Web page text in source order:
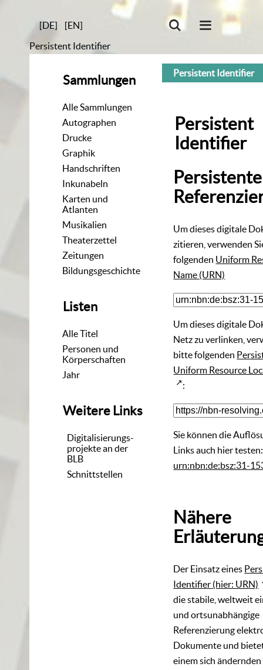
[DE]
[EN]
Persistent Identifier
Sammlungen
Alle Sammlungen
Autographen
Drucke
Graphik
Handschriften
Inkunabeln
Karten und
Atlanten
Musikalien
Theaterzettel
Zeitungen
Bildungsgeschichte
Listen
Alle Titel
Personen und
Körperschaften
Jahr
Weitere Links
Digitalisierungs-
projekte an der
BLB
Schnittstellen
Persistent Identifier
Persistent
Identifier
Persistente
Um dieses digitale
zitieren, verwenden
folgenden Uniform
Name (URN)
Um dieses digitale
Netz zu verlinken,
bitte folgenden
Uniform Resource
:
Sie können die
Links auch hier testen:
urn:nbn:de:bsz:31-
Nähere
Der Einsatz eines
Identifier (hier: URN)
die stabile, weltweit
und ortsunabhängige
Referenzierung
Dokumente und
einem sich ändernden